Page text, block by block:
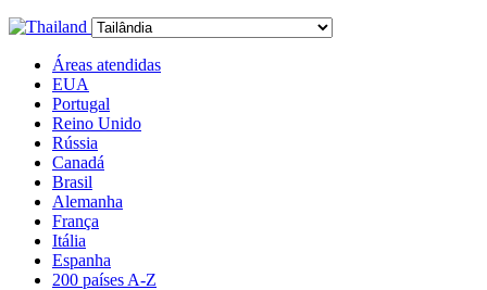
Áreas atendidas
EUA
Portugal
Reino Unido
Rússia
Canadá
Brasil
Alemanha
França
Itália
Espanha
200 países A-Z